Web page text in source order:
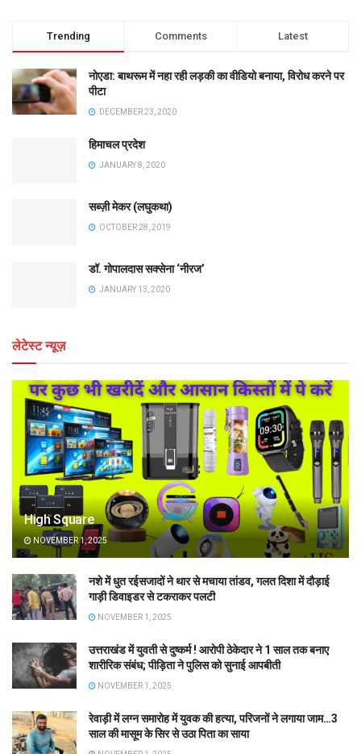
Trending Comments Latest
नोएडा: बाथरूम में नहा रही लड़की का वीडियो बनाया, विरोध करने पर
पीटा
DECEMBER 23, 2020
हिमाचल प्रदेश
JANUARY 8, 2020
सब्ज़ी मेकर (लघुकथा)
OCTOBER 28, 2019
डॉ. गोपालदास सक्सेना ‘नीरज’
JANUARY 13, 2020
लेटेस्ट न्यूज़
High Square
NOVEMBER 1, 2025
नशे में धुत रईसजादों ने थार से मचाया तांडव, गलत दिशा में दौड़ाई
गाड़ी डिवाइडर से टकराकर पलटी
NOVEMBER 1, 2025
उत्तराखंड में युवती से दुष्कर्म ! आरोपी ठेकेदार ने 1 साल तक बनाए
शारीरिक संबंध; पीड़िता ने पुलिस को सुनाई आपबीती
NOVEMBER 1, 2025
रेवाड़ी में लग्न समारोह में युवक की हत्या, परिजनों ने लगाया जाम…3
साल की मासूम के सिर से उठा पिता का साया